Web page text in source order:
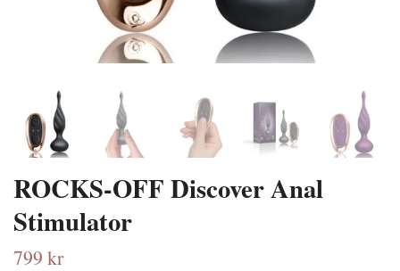
ROCKS-OFF Discover Anal
Stimulator
799 kr